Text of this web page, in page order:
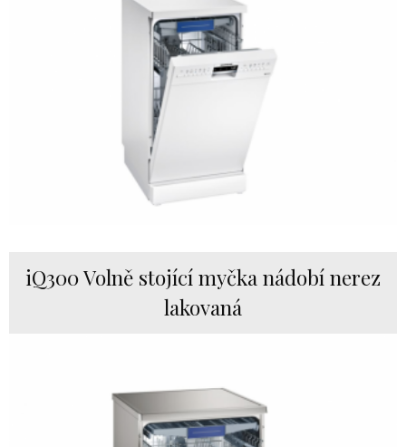
iQ300 Volně stojící myčka nádobí nerez
lakovaná